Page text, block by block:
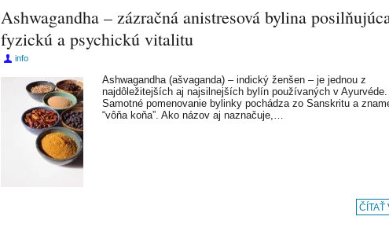
Ashwagandha – zázračná anistresová bylina
fyzickú a psychickú vitalitu
info
Ashwagandha (ašvaganda) – indický ženšen – je jednou z
najdôležitejších aj najsilnejších bylín používaných v Ayurvéde.
Samotné pomenovanie bylinky pochádza zo Sanskritu a
“vôňa koňa”. Ako názov aj naznačuje,…
ČÍTAŤ